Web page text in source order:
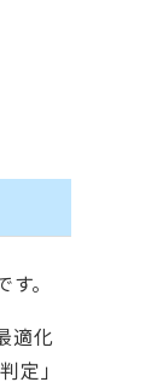
。
適化
定」